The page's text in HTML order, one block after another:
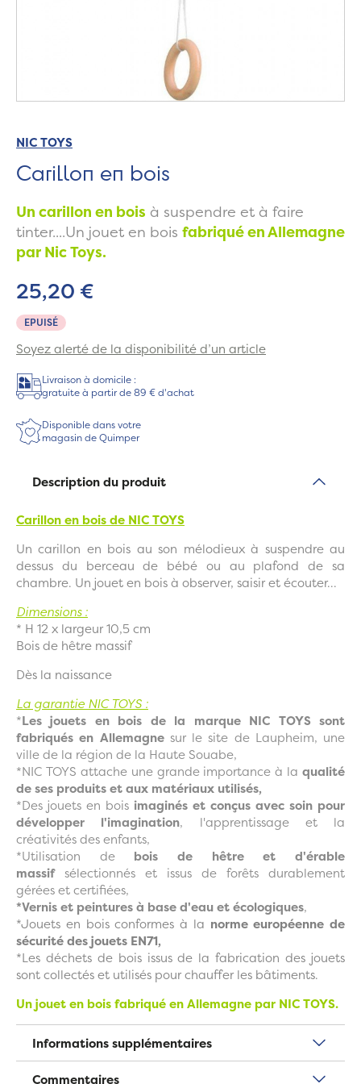
NIC TOYS
Carillon en bois
Un carillon en bois à suspendre et à faire
tinter....Un jouet en bois fabriqué en Allemagne
par Nic Toys.
EPUISÉ
25,20 €
Soyez alerté de la disponibilité d’un article
Livraison à domicile :
gratuite à partir de 89 € d'achat
Disponible dans votre
magasin de Quimper
Description du produit
Carillon en bois de NIC TOYS
Un carillon en bois au son mélodieux à suspendre au
dessus du berceau de bébé ou au plafond de sa
chambre. Un jouet en bois à observer, saisir et écouter...
Dimensions :
* H 12 x largeur 10,5 cm
Bois de hêtre massif
Dès la naissance
La garantie NIC TOYS :
*Les jouets en bois de la marque NIC TOYS sont
fabriqués en Allemagnesur le site de Laupheim, une
ville de la région de la Haute Souabe,
*NIC TOYS attache une grande importance à la qualité
de ses produits et aux matériaux utilisés,
*Des jouets en bois imaginés et conçus avec soin pour
développer l'imagination, l'apprentissage et la
créativités des enfants,
*Utilisation de bois de hêtre et d'érable
massifsélectionnés et issus de forêts durablement
gérées et certifiées,
*Vernis et peintures à base d'eau et écologiques,
*Jouets en bois conformes à la norme européenne de
sécurité des jouets EN71,
*Les déchets de bois issus de la fabrication des jouets
sont collectés et utilisés pour chauffer les bâtiments.
Un jouet en bois fabriqué en Allemagne par NIC TOYS.
Informations supplémentaires
Commentaires